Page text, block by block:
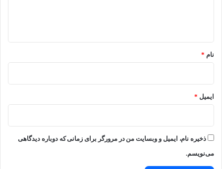
نام *
ایمیل *
ذخیره نام، ایمیل و وبسایت من در مرورگر برای زمانی که دوباره دیدگاهی
می‌نویسم.